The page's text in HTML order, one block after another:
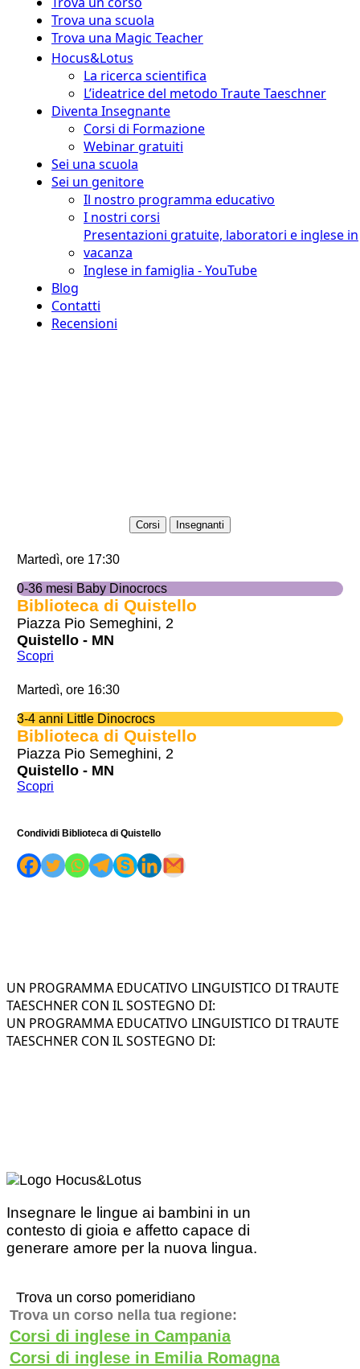
Trova una scuola
Trova una Magic Teacher
Hocus&Lotus
La ricerca scientifica
L’ideatrice del metodo Traute Taeschner
Diventa Insegnante
Corsi di Formazione
Webinar gratuiti
Sei una scuola
Sei un genitore
Il nostro programma educativo
I nostri corsi
Presentazioni gratuite, laboratori e inglese in
vacanza
Inglese in famiglia - YouTube
Blog
Contatti
Recensioni
Corsi Insegnanti
Martedì, ore 17:30
0-36 mesi Baby Dinocrocs
Biblioteca di Quistello
Piazza Pio Semeghini, 2
Quistello - MN
Scopri
Martedì, ore 16:30
3-4 anni Little Dinocrocs
Biblioteca di Quistello
Piazza Pio Semeghini, 2
Quistello - MN
Scopri
Condividi Biblioteca di Quistello
UN PROGRAMMA EDUCATIVO LINGUISTICO DI TRAUTE
TAESCHNER CON IL SOSTEGNO DI:
UN PROGRAMMA EDUCATIVO LINGUISTICO DI TRAUTE
TAESCHNER CON IL SOSTEGNO DI:
Insegnare le lingue ai bambini in un
contesto di gioia e affetto capace di
generare amore per la nuova lingua.
Trova un corso pomeridiano
Trova un corso nella tua regione:
Corsi di inglese in Campania
Corsi di inglese in Emilia Romagna